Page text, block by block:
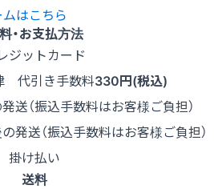
はこちら
・お支払方法
ジットカード
代引き手数料330円(税込)
送（振込手数料はお客様ご負担）
発送（振込手数料はお客様ご負担）
掛け払い
送料